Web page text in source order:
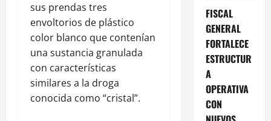
sus prendas tres
envoltorios de plástico
color blanco que contenían
una sustancia granulada
con características
similares a la droga
conocida como “cristal”.
FISCAL
GENERAL
FORTALECE
ESTRUCTUR
A
OPERATIVA
CON